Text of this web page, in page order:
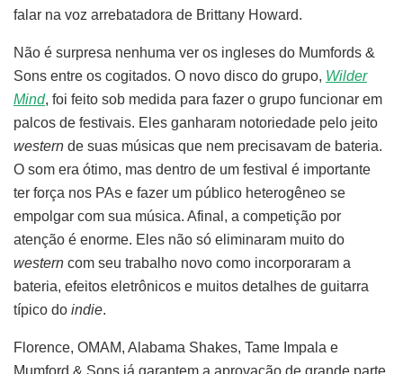
falar na voz arrebatadora de Brittany Howard.
Não é surpresa nenhuma ver os ingleses do Mumfords &
Sons entre os cogitados. O novo disco do grupo, Wilder
Mind, foi feito sob medida para fazer o grupo funcionar em
palcos de festivais. Eles ganharam notoriedade pelo jeito
western de suas músicas que nem precisavam de bateria.
O som era ótimo, mas dentro de um festival é importante
ter força nos PAs e fazer um público heterogêneo se
empolgar com sua música. Afinal, a competição por
atenção é enorme. Eles não só eliminaram muito do
western com seu trabalho novo como incorporaram a
bateria, efeitos eletrônicos e muitos detalhes de guitarra
típico do indie.
Florence, OMAM, Alabama Shakes, Tame Impala e
Mumford & Sons já garantem a aprovação de grande parte